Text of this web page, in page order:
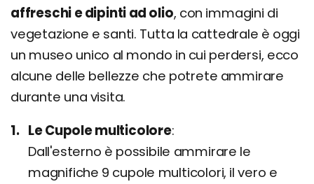
affreschi e dipinti ad olio, con immagini di
vegetazione e santi. Tutta la cattedrale è oggi
un museo unico al mondo in cui perdersi, ecco
alcune delle bellezze che potrete ammirare
durante una visita.
Le Cupole multicolore
Dall'esterno è possibile ammirare le
magnifiche 9 cupole multicolori, il vero e